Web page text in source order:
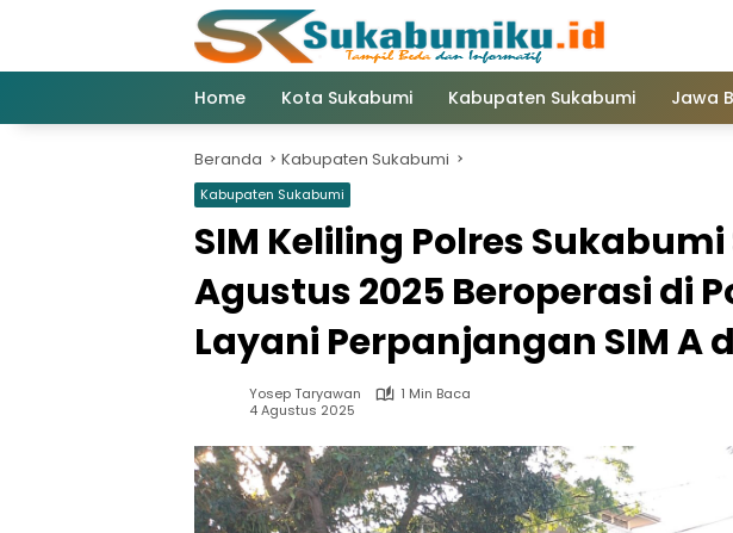
Home Kota Sukabumi Kabupaten Sukabumi Jawa
Beranda Kabupaten Sukabumi
Kabupaten Sukabumi
SIM Keliling Polres Sukabumi
Agustus 2025 Beroperasi di
Layani Perpanjangan SIM A
Yosep Taryawan
1 Min Baca
4 Agustus 2025